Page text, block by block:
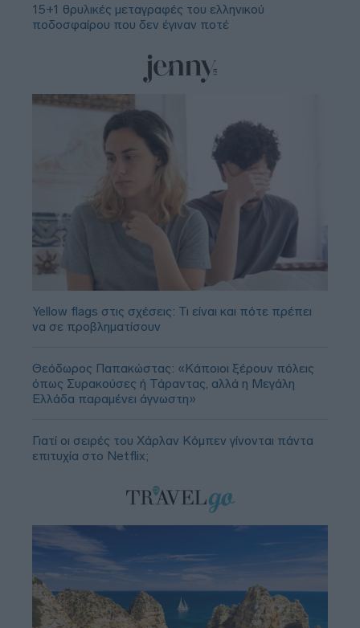
15+1 θρυλικές μεταγραφές του ελληνικού
ποδοσφαίρου που δεν έγιναν ποτέ
Yellow flags στις σχέσεις: Τι είναι και πότε πρέπει
να σε προβληματίσουν
Θεόδωρος Παπακώστας: «Κάποιοι ξέρουν πόλεις
όπως Συρακούσες ή Τάραντας, αλλά η Μεγάλη
Ελλάδα παραμένει άγνωστη»
Γιατί οι σειρές του Χάρλαν Κόμπεν γίνονται πάντα
επιτυχία στο Netflix;